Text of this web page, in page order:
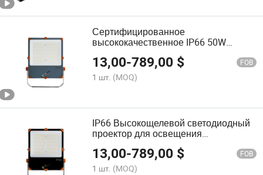
Сертифицированное
высококачественное IP66 50W
уличное освещение с высокой
мощностью, водонепроницаемые
садовые три светильника
безопасности 50W 100W 200W 250W
13,00-789,00 $ FOB
1 шт. (MOQ)
IP66 Высокощелевой светодиодный
проектор для освещения
спортивных площадок, теннисных
кортов, стадионов и футбольных
полей 250W 300W 500W 600W
13,00-789,00 $ FOB
1 шт. (MOQ)